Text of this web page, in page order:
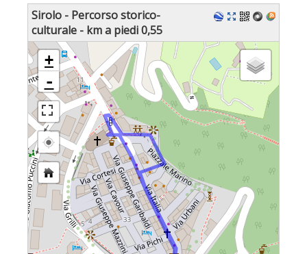
Sirolo - Percorso storico-
culturale - km a piedi 0,55
Caricamento delle mappe in corso - restare in attesa...
+
-